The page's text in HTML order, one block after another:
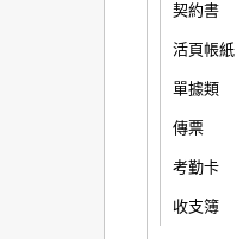
契約書
活頁帳紙
單據類
傳票
考勤卡
收支簿